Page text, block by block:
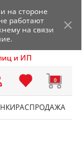
на стороне
работают
на связи
и ИП
0
РАСПРОДАЖА